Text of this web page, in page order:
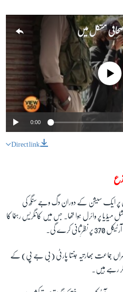
مشکل میں
No media source
0:00
Direct link
ایک سیشن کے دوران دگ وجے سنگھ کی
میڈیا پر وائرل ہوا تھا۔ جس میں کانگریس رہنما کا
کرے گی۔
جماعت بھارتیہ جنتا پارٹی (بی جے پی) کے
کر رہے ہیں۔